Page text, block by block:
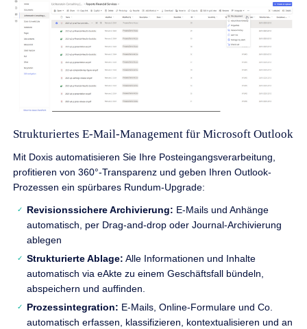
Strukturiertes E-Mail-Management für Microsoft Outlook
Mit Doxis automatisieren Sie Ihre Posteingangsverarbeitung,
profitieren von 360°-Transparenz und geben Ihren Outlook-
Prozessen ein spürbares Rundum-Upgrade:
Revisionssichere Archivierung: E-Mails und Anhänge
automatisch, per Drag-and-drop oder Journal-Archivierung
ablegen
Strukturierte Ablage: Alle Informationen und Inhalte
automatisch via eAkte zu einem Geschäftsfall bündeln,
abspeichern und auffinden.
Prozessintegration: E-Mails, Online-Formulare und Co.
automatisch erfassen, klassifizieren, kontextualisieren und an